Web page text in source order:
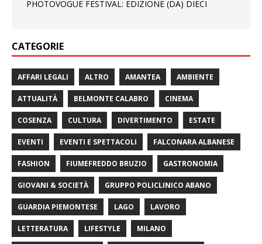
PHOTOVOGUE FESTIVAL: EDIZIONE (DA) DIECI
CATEGORIE
AFFARI LEGALI ALTRO AMANTEA AMBIENTE
ATTUALITÀ BELMONTE CALABRO CINEMA
COSENZA CULTURA DIVERTIMENTO ESTATE
EVENTI EVENTI E SPETTACOLI FALCONARA ALBANESE
FASHION FIUMEFREDDO BRUZIO GASTRONOMIA
GIOVANI & SOCIETÀ GRUPPO POLICLINICO ABANO
GUARDIA PIEMONTESE LAGO LAVORO
LETTERATURA LIFESTYLE MILANO